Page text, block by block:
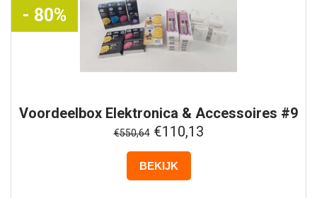
- 80%
Voordeelbox Elektronica & Accessoires #9
€550,64€110,13
BEKIJK